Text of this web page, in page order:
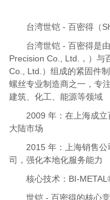
台湾世铠 - 百密得（
台湾世铠 - 百密得是
Precision Co., Ltd.，）与
Co., Ltd.）组成的紧固件
螺丝专业制造商之一，专
建筑、化工、能源等领域
2009 年：在上海成
大陆市场
2015 年：上海销售
司，强化本地化服务能力
核心技术：BI-
世铠 - 百密得的核心